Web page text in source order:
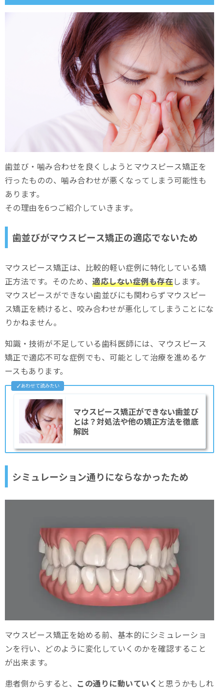
歯並び・噛み合わせを良くしようとマウスピース矯正を
行ったものの、噛み合わせが悪くなってしまう可能性も
あります。
その理由を6つご紹介していきます。
歯並びがマウスピース矯正の適応でないため
マウスピース矯正は、比較的軽い症例に特化している矯
正方法です。そのため、適応しない症例も存在します。
マウスピースができない歯並びにも関わらずマウスピー
ス矯正を続けると、咬み合わせが悪化してしまうことにな
りかねません。
知識・技術が不足している歯科医師には、マウスピース
矯正で適応不可な症例でも、可能として治療を進めるケ
ースもあります。
マウスピース矯正ができない歯並び
とは？対処法や他の矯正方法を徹底
解説
シミュレーション通りにならなかったため
マウスピース矯正を始める前、基本的にシミュレーショ
ンを行い、どのように変化していくのかを確認すること
が出来ます。
患者側からすると、 この通りに動いていく と思うかもしれ